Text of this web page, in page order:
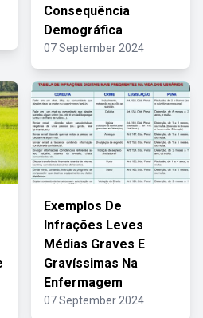
Consequência
Demográfica
07 September 2024
Exemplos De
Infrações Leves
Médias Graves E
Gravíssimas Na
Enfermagem
07 September 2024